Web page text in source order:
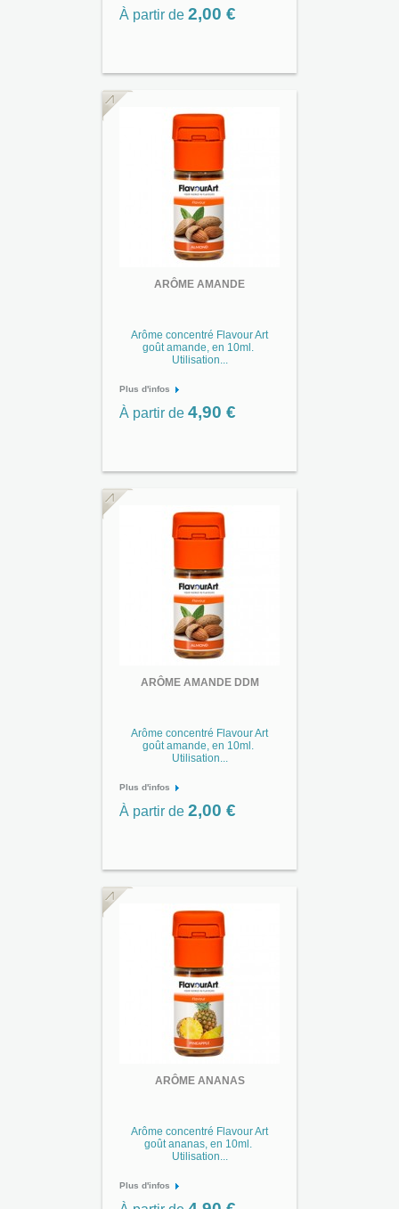
À partir de 2,00 €
ARÔME AMANDE
Arôme concentré Flavour Art
goût amande, en 10ml.
Utilisation...
Plus d'infos
À partir de 4,90 €
ARÔME AMANDE DDM
Arôme concentré Flavour Art
goût amande, en 10ml.
Utilisation...
Plus d'infos
À partir de 2,00 €
ARÔME ANANAS
Arôme concentré Flavour Art
goût ananas, en 10ml.
Utilisation...
Plus d'infos